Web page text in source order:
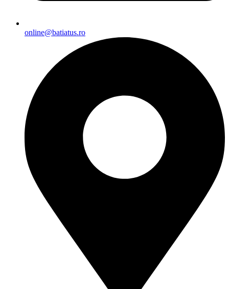
online@batiatus.ro